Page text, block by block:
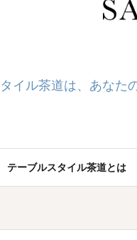
イル茶道は、あなた
テーブルスタイル茶道とは